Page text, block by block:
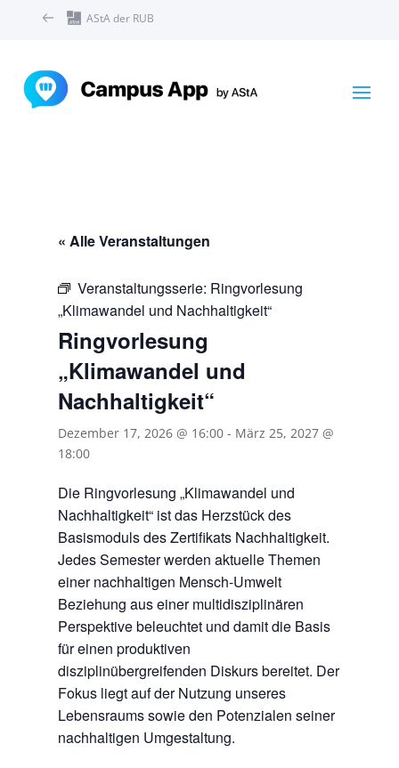
AStA der RUB
« Alle Veranstaltungen
Veranstaltungsserie: Ringvorlesung
„Klimawandel und Nachhaltigkeit“
Ringvorlesung
„Klimawandel und
Nachhaltigkeit“
Dezember 17, 2026 @ 16:00- März 25, 2027 @
18:00
Die Ringvorlesung „Klimawandel und
Nachhaltigkeit“ ist das Herzstück des
Basismoduls des Zertifikats Nachhaltigkeit.
Jedes Semester werden aktuelle Themen
einer nachhaltigen Mensch-Umwelt
Beziehung aus einer multidisziplinären
Perspektive beleuchtet und damit die Basis
für einen produktiven
disziplinübergreifenden Diskurs bereitet. Der
Fokus liegt auf der Nutzung unseres
Lebensraums sowie den Potenzialen seiner
nachhaltigen Umgestaltung.